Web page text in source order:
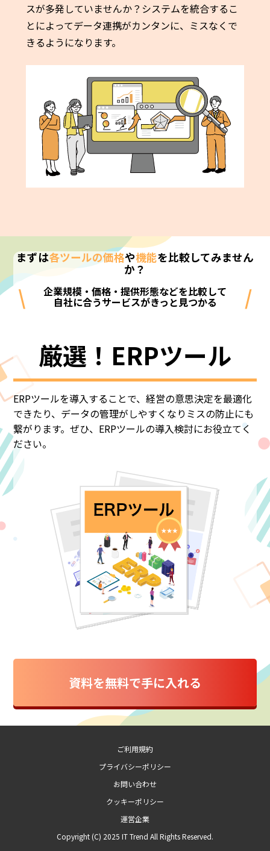
スが多発していませんか？システムを統合するこ
とによってデータ連携がカンタンに、ミスなくで
きるようになります。
まずは各ツールの価格や機能を比較してみません
か？
\ 企業規模・価格・提供形態などを比較して
自社に合うサービスがきっと見つかる /
厳選！ERPツール
ERPツールを導入することで、経営の意思決定を最適化
できたり、データの管理がしやすくなりミスの防止にも
繋がります。ぜひ、ERPツールの導入検討にお役立てく
ださい。
資料を無料で手に入れる
ご利用規約
プライバシーポリシー
お問い合わせ
クッキーポリシー
運営企業
Copyright (C) 2025 IT Trend All Rights Reserved.